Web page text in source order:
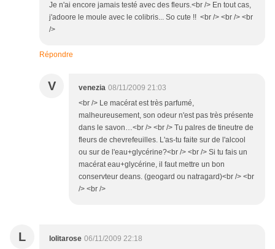
Je n'ai encore jamais testé avec des fleurs.<br /> En tout cas,
j'adoore le moule avec le colibris... So cute !! <br /> <br /> <br
/>
Répondre
V venezia 08/11/2009 21:03
<br /> Le macérat est très parfumé,
malheureusement, son odeur n'est pas très présente
dans le savon…<br /> <br /> Tu palres de tineutre de
fleurs de chevrefeuilles. L'as-tu faite sur de l'alcool
ou sur de l'eau+glycérine?<br /> <br /> Si tu fais un
macérat eau+glycérine, il faut mettre un bon
conservteur deans. (geogard ou natragard)<br /> <br
/> <br />
L lolitarose 06/11/2009 22:18